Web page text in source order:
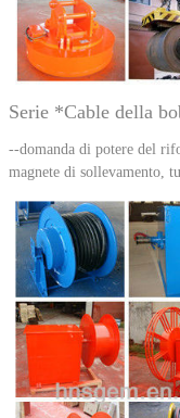
Serie *Cable della
--domanda di potere del
magnete di sollevamento,